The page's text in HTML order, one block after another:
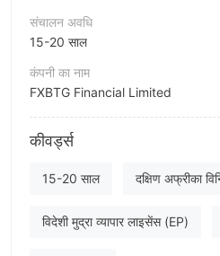
संचालन अवधि
15-20 साल
कंपनी का नाम
FXBTG Financial Limited
संक्षिप्त नाम
FXBTG
कंपनी का कर्मचारी
कीवर्ड्स
15-20 साल दक्षिण अफ्रीका
विदेशी मुद्रा व्यापार लाइसेंस (EP)